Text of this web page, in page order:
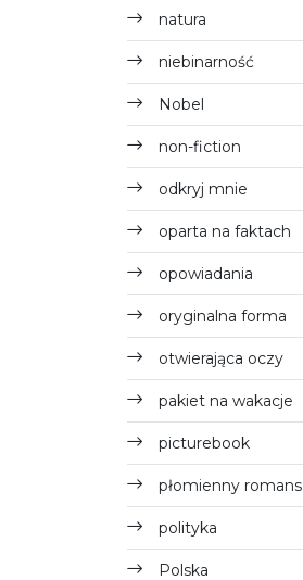
natura
niebinarność
Nobel
non-fiction
odkryj mnie
oparta na faktach
opowiadania
oryginalna forma
otwierająca oczy
pakiet na wakacje
picturebook
płomienny romans
polityka
Polska